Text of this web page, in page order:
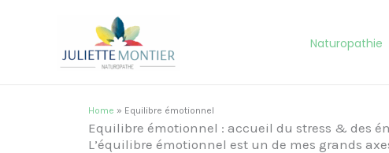
Naturopathie
Home » Equilibre émotionnel
Equilibre émotionnel : accueil du stress & des
L’équilibre émotionnel est un de mes grands